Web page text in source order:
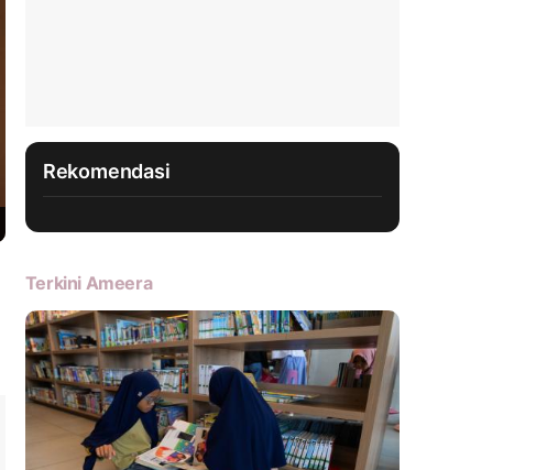
Rekomendasi
Terkini Ameera